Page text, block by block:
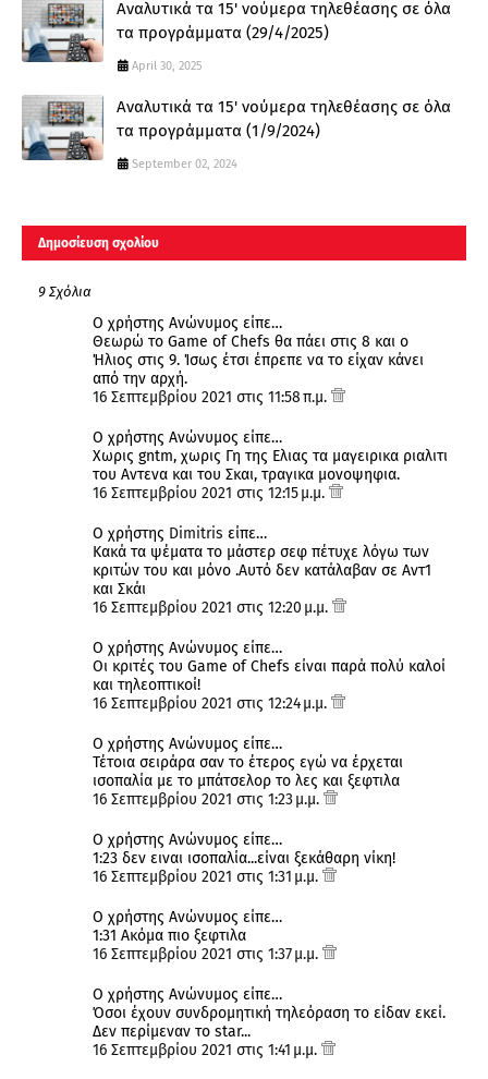
Αναλυτικά τα 15' νούμερα τηλεθέασης σε όλα
τα προγράμματα (29/4/2025)
April 30, 2025
Αναλυτικά τα 15' νούμερα τηλεθέασης σε όλα
τα προγράμματα (1/9/2024)
September 02, 2024
Δημοσίευση σχολίου
9 Σχόλια
Ο χρήστης Ανώνυμος είπε…
Θεωρώ το Game of Chefs θα πάει στις 8 και ο
Ήλιος στις 9. Ίσως έτσι έπρεπε να το είχαν κάνει
από την αρχή.
16 Σεπτεμβρίου 2021 στις 11:58 π.μ.
Ο χρήστης Ανώνυμος είπε…
Χωρις gntm, χωρις Γη της Ελιας τα μαγειρικα ριαλιτι
του Αντενα και του Σκαι, τραγικα μονοψηφια.
16 Σεπτεμβρίου 2021 στις 12:15 μ.μ.
Ο χρήστης Dimitris είπε…
Κακά τα ψέματα το μάστερ σεφ πέτυχε λόγω των
κριτών του και μόνο .Αυτό δεν κατάλαβαν σε Αντ1
και Σκάι
16 Σεπτεμβρίου 2021 στις 12:20 μ.μ.
Ο χρήστης Ανώνυμος είπε…
Οι κριτές του Game of Chefs είναι παρά πολύ καλοί
και τηλεοπτικοί!
16 Σεπτεμβρίου 2021 στις 12:24 μ.μ.
Ο χρήστης Ανώνυμος είπε…
Τέτοια σειράρα σαν το έτερος εγώ να έρχεται
ισοπαλία με το μπάτσελορ το λες και ξεφτιλα
16 Σεπτεμβρίου 2021 στις 1:23 μ.μ.
Ο χρήστης Ανώνυμος είπε…
1:23 δεν ειναι ισοπαλία...είναι ξεκάθαρη νίκη!
16 Σεπτεμβρίου 2021 στις 1:31 μ.μ.
Ο χρήστης Ανώνυμος είπε…
1:31 Ακόμα πιο ξεφτιλα
16 Σεπτεμβρίου 2021 στις 1:37 μ.μ.
Ο χρήστης Ανώνυμος είπε…
Όσοι έχουν συνδρομητική τηλεόραση το είδαν εκεί.
Δεν περίμεναν το star...
16 Σεπτεμβρίου 2021 στις 1:41 μ.μ.